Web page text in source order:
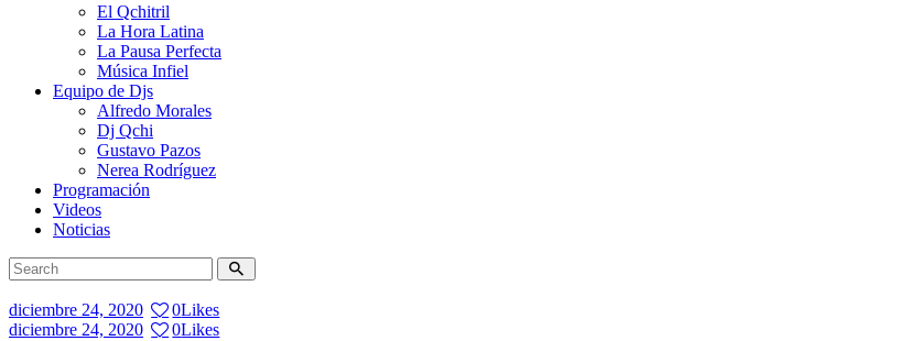
El Qchitril
La Hora Latina
La Pausa Perfecta
Música Infiel
Equipo de Djs
Alfredo Morales
Dj Qchi
Gustavo Pazos
Nerea Rodríguez
Programación
Videos
Noticias
diciembre 24, 2020 0Likes
diciembre 24, 2020
0Likes